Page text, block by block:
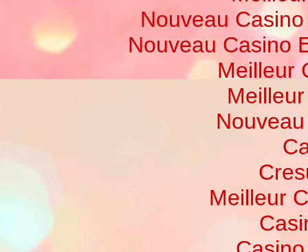
Nouveau
Nouveau Casino
Meilleur
Meilleur